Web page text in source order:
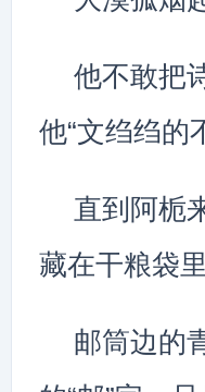
他不敢把
他“文绉绉的
直到阿栀
藏在干粮袋
邮筒边的